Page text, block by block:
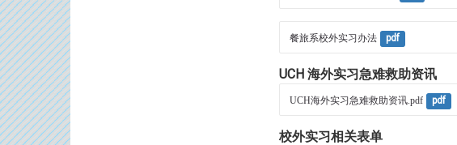
餐旅系校外实习办法 pdf
UCH 海外实习急难救助资讯
UCH海外实习急难救助资讯.pdf pdf
校外实习相关表单